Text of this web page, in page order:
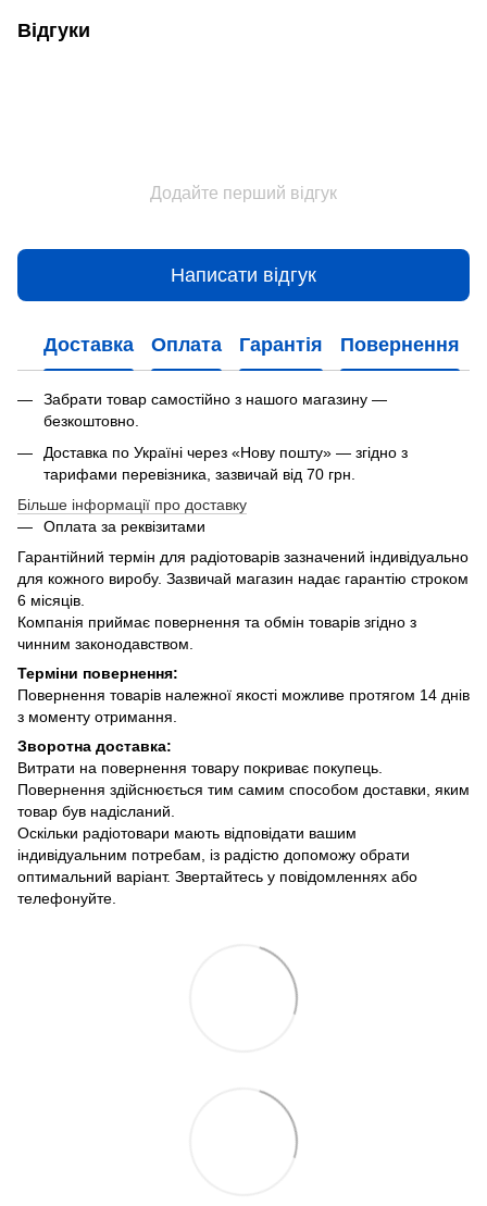
Відгуки
Додайте перший відгук
Написати відгук
Доставка Оплата Гарантія Повернення
Забрати товар самостійно з нашого магазину —
безкоштовно.
Доставка по Україні через «Нову пошту» — згідно з
тарифами перевізника, зазвичай від 70 грн.
Більше інформації про доставку
Оплата за реквізитами
Гарантійний термін для радіотоварів зазначений індивідуально
для кожного виробу. Зазвичай магазин надає гарантію строком
6 місяців.
Компанія приймає повернення та обмін товарів згідно з
чинним законодавством.
Терміни повернення:
Повернення товарів належної якості можливе протягом 14 днів
з моменту отримання.
Зворотна доставка:
Витрати на повернення товару покриває покупець.
Повернення здійснюється тим самим способом доставки, яким
товар був надісланий.
Оскільки радіотовари мають відповідати вашим
індивідуальним потребам, із радістю допоможу обрати
оптимальний варіант. Звертайтесь у повідомленнях або
телефонуйте.